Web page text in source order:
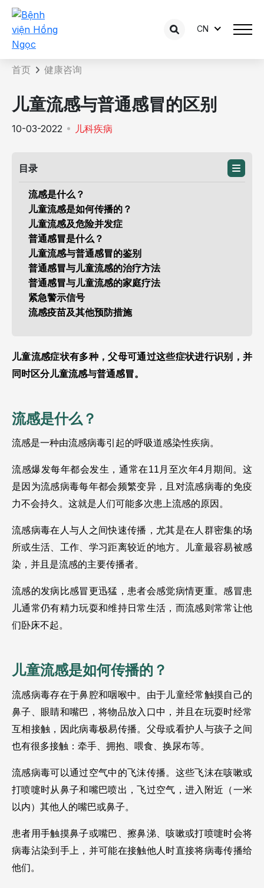
CN
咨询内容详情
首页 健康咨询
儿童流感与普通感冒的区别
10-03-2022 儿科疾病
目录
流感是什么？
儿童流感是如何传播的？
儿童流感及危险并发症
普通感冒是什么？
儿童流感与普通感冒的鉴别
普通感冒与儿童流感的治疗方法
普通感冒与儿童流感的家庭疗法
紧急警示信号
流感疫苗及其他预防措施
儿童流感症状有多种，父母可通过这些症状进行识别，并
同时区分儿童流感与普通感冒。
流感是什么？
流感是一种由流感病毒引起的呼吸道感染性疾病。
流感爆发每年都会发生，通常在11月至次年4月期间。这
是因为流感病毒每年都会频繁变异，且对流感病毒的免疫
力不会持久。这就是人们可能多次患上流感的原因。
流感病毒在人与人之间快速传播，尤其是在人群密集的场
所或生活、工作、学习距离较近的地方。儿童最容易被感
染，并且是流感的主要传播者。
流感的发病比感冒更迅猛，患者会感觉病情更重。感冒患
儿通常仍有精力玩耍和维持日常生活，而流感则常常让他
们卧床不起。
儿童流感是如何传播的？
流感病毒存在于鼻腔和咽喉中。由于儿童经常触摸自己的
鼻子、眼睛和嘴巴，将物品放入口中，并且在玩耍时经常
互相接触，因此病毒极易传播。父母或看护人与孩子之间
也有很多接触：牵手、拥抱、喂食、换尿布等。
流感病毒可以通过空气中的飞沫传播。这些飞沫在咳嗽或
打喷嚏时从鼻子和嘴巴喷出，飞过空气，进入附近（一米
以内）其他人的嘴巴或鼻子。
患者用手触摸鼻子或嘴巴、擦鼻涕、咳嗽或打喷嚏时会将
病毒沾染到手上，并可能在接触他人时直接将病毒传播给
他们。